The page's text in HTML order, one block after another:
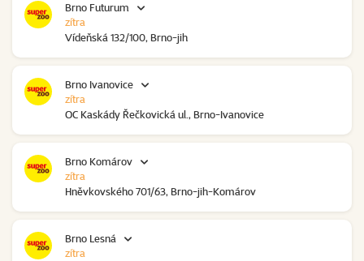
Brno Futurum
Vídeňská 132/100, Brno-jih
zítra
Brno Ivanovice
OC Kaskády Řečkovická ul., Brno-Ivanovice
zítra
Brno Komárov
Hněvkovského 701/63, Brno-jih-Komárov
zítra
Brno Lesná
zítra